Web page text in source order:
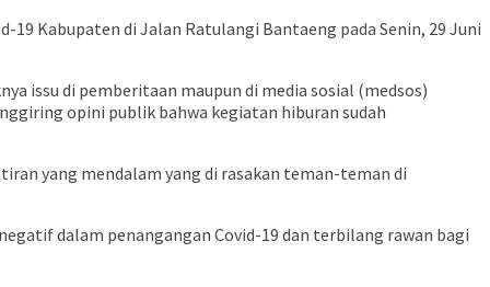
Kabupaten di Jalan Ratulangi Bantaeng pada Senin, 29 Juni
issu di pemberitaan maupun di media sosial (medsos)
opini publik bahwa kegiatan hiburan sudah
yang mendalam yang di rasakan teman-teman di
dalam penangangan Covid-19 dan terbilang rawan bagi